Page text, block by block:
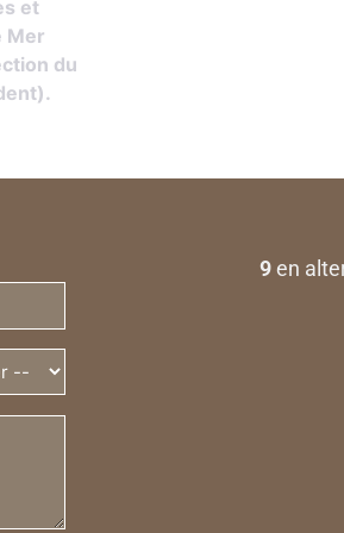
et
Mer
du
9en